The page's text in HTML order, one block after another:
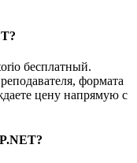
бесплатный.
формата
цену напрямую с